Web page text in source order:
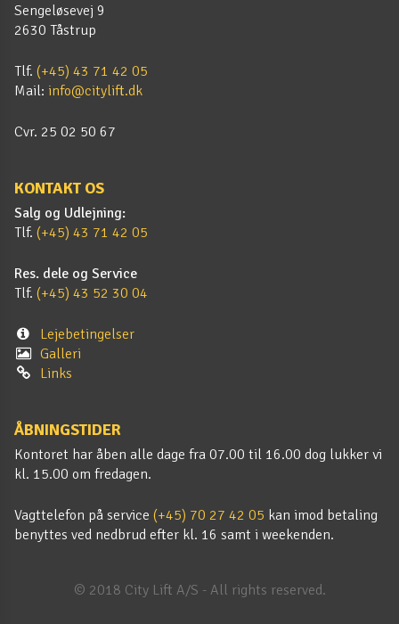
Sengeløsevej 9
2630 Tåstrup
Tlf. (+45) 43 71 42 05
Mail: info@citylift.dk
Cvr. 25 02 50 67
KONTAKT OS
Salg og Udlejning:
Tlf. (+45) 43 71 42 05
Res. dele og Service
Tlf. (+45) 43 52 30 04
Lejebetingelser
Galleri
Links
ÅBNINGSTIDER
Kontoret har åben alle dage fra 07.00 til 16.00 dog lukker vi
kl. 15.00 om fredagen.
Vagttelefon på service (+45) 70 27 42 05 kan imod betaling
benyttes ved nedbrud efter kl. 16 samt i weekenden.
© 2018 City Lift A/S - All rights reserved.